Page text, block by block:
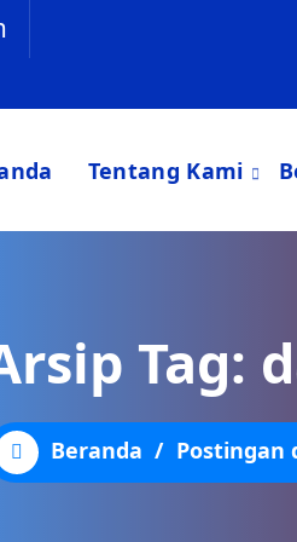
Tentang Kami
Tag:
Beranda / Postingan